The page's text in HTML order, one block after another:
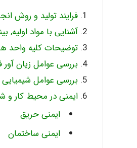
فرایند تولید و روش
آشنایی با مواد اولیه,
توضیحات کلیه واحد
بررسی عوامل زیان
بررسی عوامل شیمیایی
ایمنی در محیط کار و
ایمنی حریق
ایمنی ساختمان